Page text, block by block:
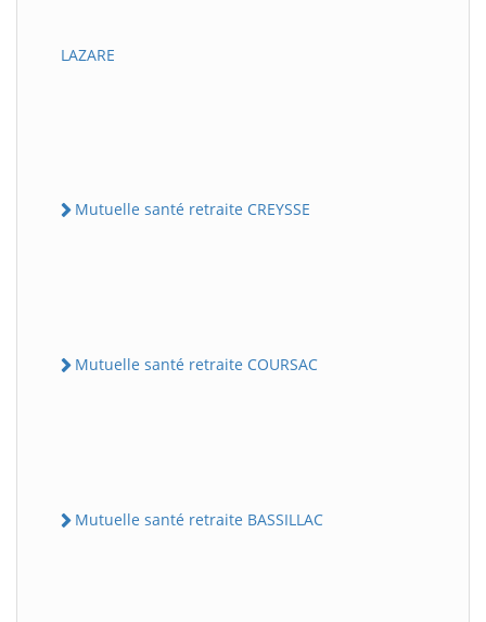
LAZARE
Mutuelle santé retraite CREYSSE
Mutuelle santé retraite COURSAC
Mutuelle santé retraite BASSILLAC